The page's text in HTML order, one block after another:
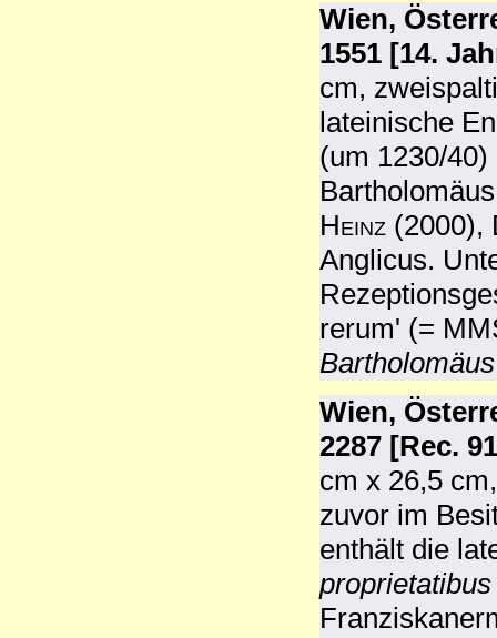
Wien,
1551 [14.
cm,
lateinische
(um 1230/
Heinz (2000),
Anglicus.
rerum' (=
Wien,
2287 [Rec.
cm x 26,5
zuvor im
enthält die